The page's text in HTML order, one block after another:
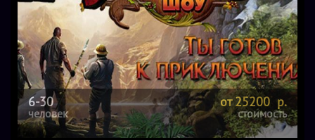
6-30
человек
от 25200 р.
стоимость